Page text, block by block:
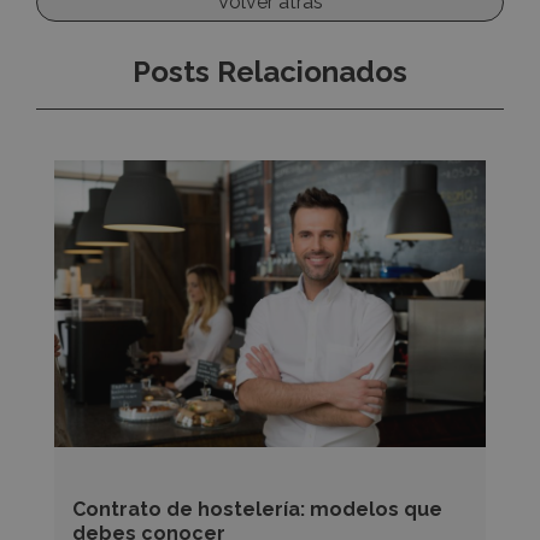
Posts Relacionados
Contrato de hostelería: modelos que
debes conocer
Contrato
de
hostelería:
modelos
que
debes
conocer